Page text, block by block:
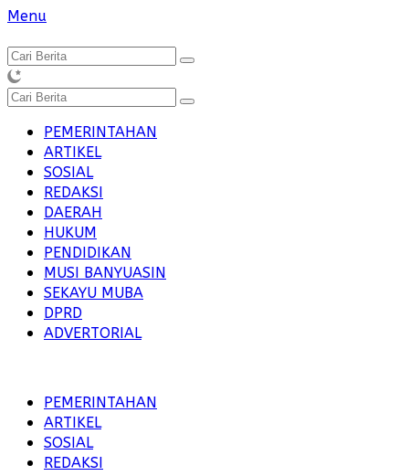
Langsung
konten
Menu
PEMERINTAHAN
ARTIKEL
SOSIAL
REDAKSI
DAERAH
HUKUM
PENDIDIKAN
MUSI BANYUASIN
SEKAYU MUBA
DPRD
ADVERTORIAL
PEMERINTAHAN
ARTIKEL
SOSIAL
REDAKSI